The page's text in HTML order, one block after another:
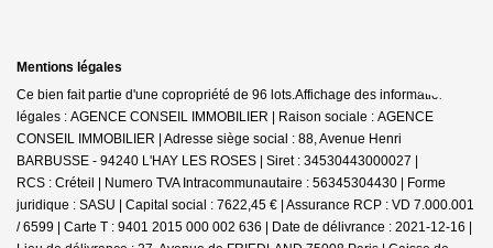
Mentions légales
Ce bien fait partie d'une copropriété de 96 lots.Affichage des informations
légales : AGENCE CONSEIL IMMOBILIER | Raison sociale : AGENCE
CONSEIL IMMOBILIER | Adresse siège social : 88, Avenue Henri
BARBUSSE - 94240 L'HAY LES ROSES | Siret : 34530443000027 |
RCS : Créteil | Numero TVA Intracommunautaire : 56345304430 | Forme
juridique : SASU | Capital social : 7622,45 € | Assurance RCP : VD 7.000.001
/ 6599 | Carte T : 9401 2015 000 002 636 | Date de délivrance : 2021-12-16 |